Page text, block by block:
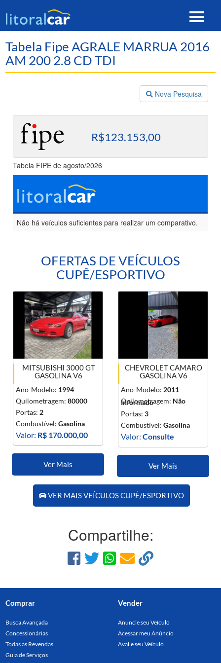
Toggle
Tabela Fipe AGRALE MARRUA 2016
AM 200 2.8 CD TDI
Nova Pesquisa
R$123.153,00
Tabela FIPE de agosto/2026
Não há veículos suficientes para realizar um comparativo.
OFERTAS DE VEÍCULOS
CUPÊ/ESPORTIVO
MITSUBISHI 3000 GT
GASOLINA V6
Ano-Modelo: 1994
Quilometragem:80000
Portas: 2
Combustível:Gasolina
Valor: R$ 170.000,00
Ver Mais
CHEVROLET CAMARO
GASOLINA V6
Ano-Modelo: 2011
Quilometragem: Não
Informado
Portas:3
Combustível:Gasolina
Valor:Consulte
Ver Mais
VER MAIS VEÍCULOS CUPÊ/ESPORTIVO
Compartilhe:
Comprar
Busca Avançada
Concessionárias
Todas as Revendas
Guia de Serviços
Vender
Anuncie seu Veículo
Acessar meu Anúncio
Avalie seu Veículo